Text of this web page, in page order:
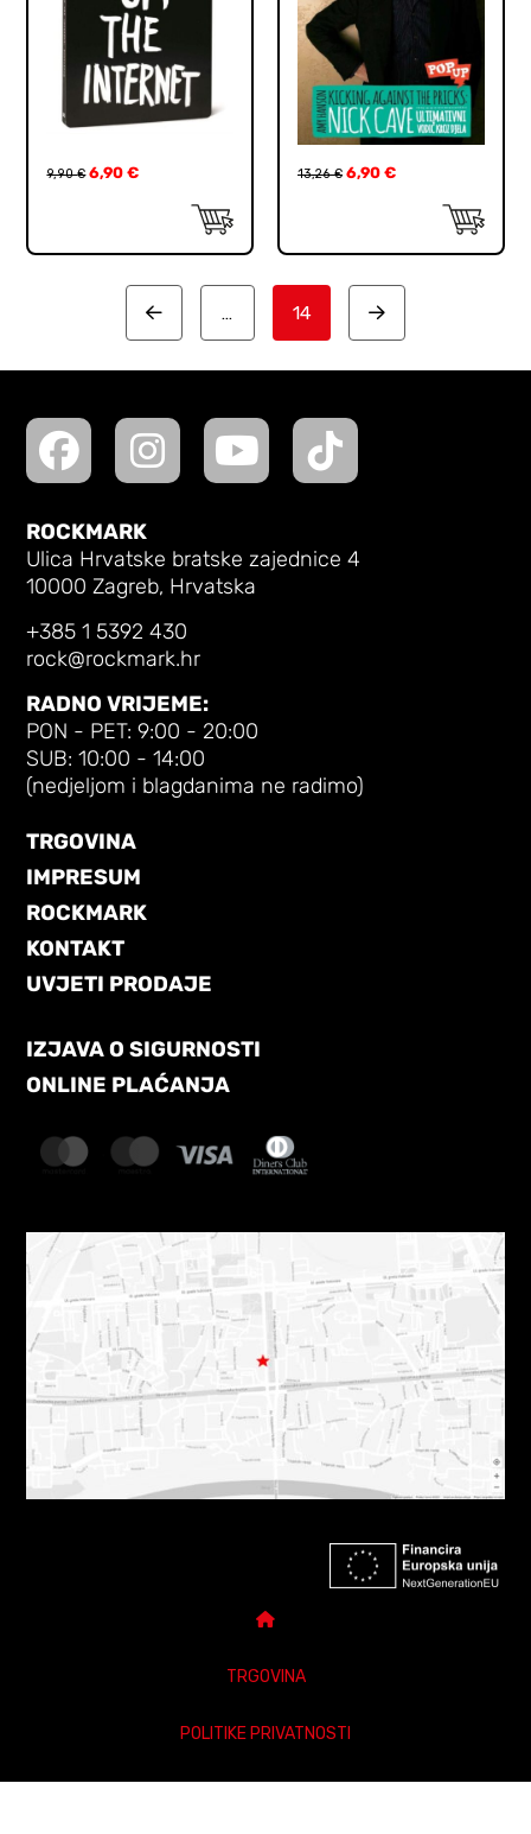
9,90€ 6,90€ 13,26€ 6,90 €
Prev … 14 Next
ROCKMARK
Ulica Hrvatske bratske zajednice 4
10000 Zagreb, Hrvatska
+385 1 5392 430
rock@rockmark.hr
RADNO VRIJEME:
PON - PET: 9:00 - 20:00
SUB: 10:00 - 14:00
(nedjeljom i blagdanima ne radimo)
TRGOVINA
IMPRESUM
ROCKMARK
KONTAKT
UVJETI PRODAJE
IZJAVA O SIGURNOSTI
ONLINE PLAĆANJA
TRGOVINA
POLITIKE PRIVATNOSTI